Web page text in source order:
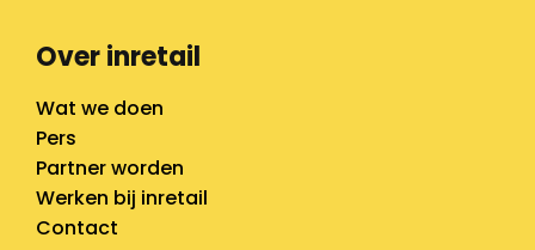
Over inretail
Wat we doen
Pers
Partner worden
Werken bij inretail
Contact